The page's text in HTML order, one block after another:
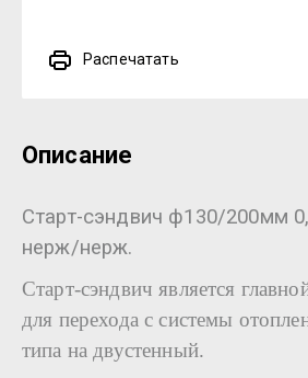
Распечатать
Описание
Старт-сэндвич ф130/200мм
нерж/нерж.
Старт-сэндвич является
для перехода с системы
типа на двустенный.